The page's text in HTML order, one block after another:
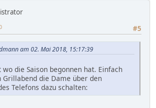
#5
am 02. Mai 2018, 15:17:39
die Saison begonnen hat. Einfach
Grillabend die Dame über den
Telefons dazu schalten: